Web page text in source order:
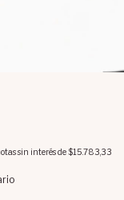
sin interés de$15.783,33